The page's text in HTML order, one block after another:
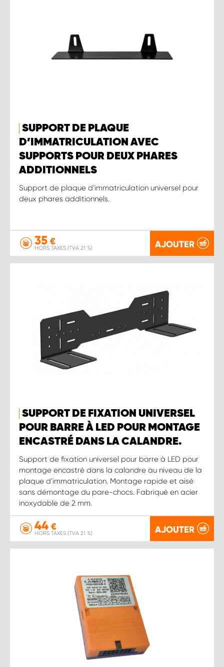
SUPPORT DE PLAQUE
D’IMMATRICULATION AVEC
SUPPORTS POUR DEUX PHARES
ADDITIONNELS
Support de plaque d’immatriculation universel pour
deux phares additionnels.
35 €
HORS TAXES (TVA 21 %) AJOUTER
SUPPORT DE FIXATION UNIVERSEL
POUR BARRE À LED POUR MONTAGE
ENCASTRÉ DANS LA CALANDRE.
Support de fixation universel pour barre à LED pour
montage encastré dans la calandre au niveau de la
plaque d’immatriculation. Montage rapide et aisé
sans démontage du pare-chocs. Fabriqué en acier
inoxydable de 2 mm.
44 €
HORS TAXES (TVA 21 %) AJOUTER